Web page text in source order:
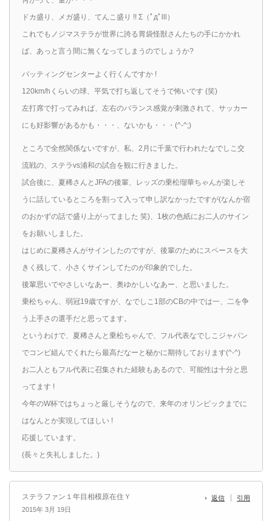
ドカ盛り、メガ盛り、てんこ盛り !! Σ（ﾟдﾟlll）
これでもノジマステラが世界に誇る胃袋怪獣さんたちの手にかかれ
ば、あっと言う間に無くなってしまうのでしょうか?
バッティングセンターよく行くんですか !
120km/hくらいの球、平気で打ち返してそうで怖いです (笑)
左打席で打ってみれば、左右のバランス感覚が刺激されて、サッカー
にも好影響があるかも・・・、ないかも・・・(^-^;)
ところで全然関係ないですが、私、2月に千葉で行われたなでしこ交
流戦の、ステラvs浦和の試合を観に行きました。
試合後に、夏稀さんとJFAの後輩、レッズの乗松瑠華ちゃんが楽しそ
うに話しているところを割って入って申し訳なかったですが(なんか宿
のおかずの話で盛り上がってました 笑)、1枚の色紙にお二人のサイン
をお願いしました。
はじめに夏稀さんがサインしたのですが、後輩のためにスペースを大
きく残して、小さくサインしてたのが印象的でした。
後輩思いでやさしいなあー、奥ゆかしいなあー、と思いました。
乗松ちゃん、弱冠19歳ですが、なでしこ1部のCBの中では一、二を争
う上手さの選手だと思ってます。
というわけで、夏稀さんと乗松ちゃんで、フル代表なでしこジャパン
でコンビ組んでくれたら最高だなーと秘かに期待しております(^-^)
お二人ともフル代表に召集された経験もあるので、可能性は十分と思
ってます !
今年のW杯ではちょっと厳しそうなので、来年のオリンピックまでに
はなんとか実現してほしい !
応援しています。
(長々と失礼しました。)
ステラファン１年目相模原在住Ｙ
2015年 3月 19日
返信 引用